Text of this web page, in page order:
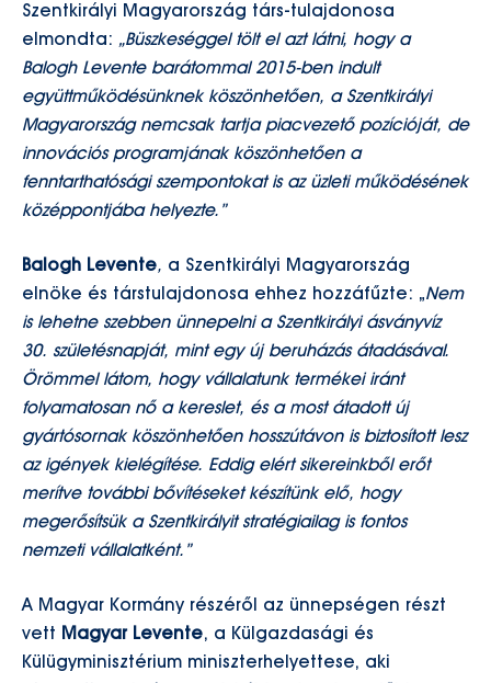
Szentkirályi Magyarország társ-tulajdonosa
elmondta: „Büszkeséggel tölt el azt látni, hogy a
Balogh Levente barátommal 2015-ben indult
együttműködésünknek köszönhetően, a Szentkirályi
Magyarország nemcsak tartja piacvezető pozícióját, de
innovációs programjának köszönhetően a
fenntarthatósági szempontokat is az üzleti működésének
középpontjába helyezte.”
Balogh Levente, a Szentkirályi Magyarország
elnöke és társtulajdonosa ehhez hozzáfűzte: „Nem
is lehetne szebben ünnepelni a Szentkirályi ásványvíz
30. születésnapját, mint egy új beruházás átadásával.
Örömmel látom, hogy vállalatunk termékei iránt
folyamatosan nő a kereslet, és a most átadott új
gyártósornak köszönhetően hosszútávon is biztosított lesz
az igények kielégítése. Eddig elért sikereinkből erőt
merítve további bővítéseket készítünk elő, hogy
megerősítsük a Szentkirályit stratégiailag is fontos
nemzeti vállalatként.”
A Magyar Kormány részéről az ünnepségen részt
vett
Magyar Levente, a Külgazdasági és
Külügyminisztérium miniszterhelyettese, aki